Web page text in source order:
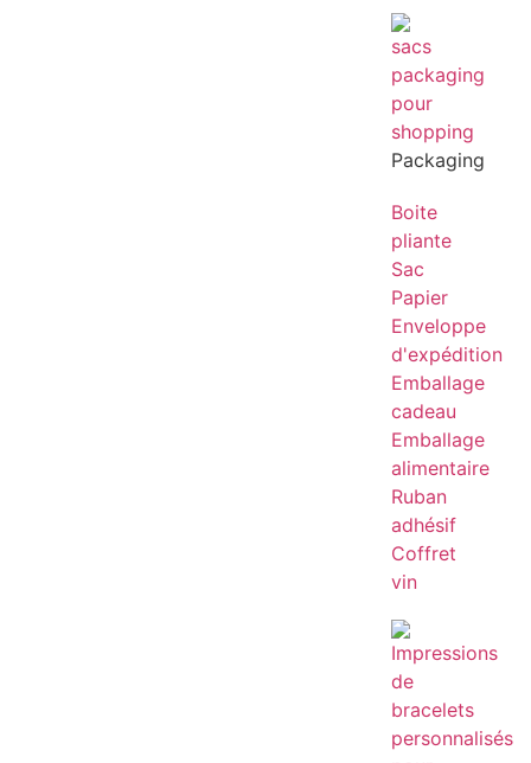
Packaging
Boite
pliante
Sac
Papier
Enveloppe
d'expédition
Emballage
cadeau
Emballage
alimentaire
Ruban
adhésif
Coffret
vin